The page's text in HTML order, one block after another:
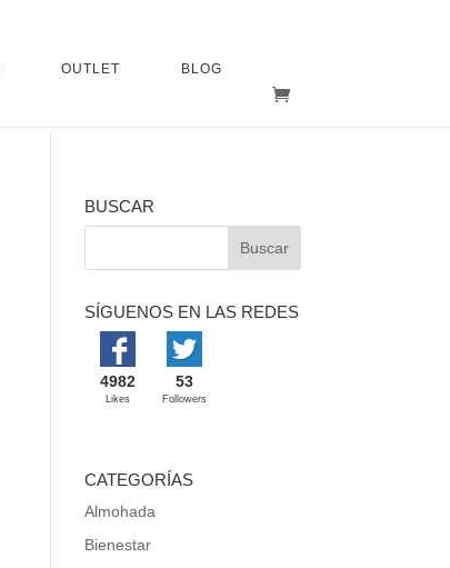
OUTLET BLOG
BUSCAR
SÍGUENOS EN LAS REDES
4982
Likes
53
Followers
CATEGORÍAS
Almohada
Bienestar